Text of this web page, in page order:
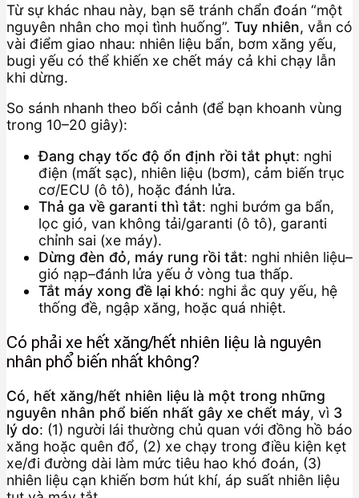
Từ sự khác nhau này, bạn sẽ tránh chẩn đoán “một
nguyên nhân cho mọi tình huống”. Tuy nhiên, vẫn có
vài điểm giao nhau: nhiên liệu bẩn, bơm xăng yếu,
bugi yếu có thể khiến xe chết máy cả khi chạy lẫn
khi dừng.
So sánh nhanh theo bối cảnh (để bạn khoanh vùng
trong 10–20 giây):
Đang chạy tốc độ ổn định rồi tắt phụt: nghi
điện (mất sạc), nhiên liệu (bơm), cảm biến trục
cơ/ECU (ô tô), hoặc đánh lửa.
Thả ga về garanti thì tắt: nghi bướm ga bẩn,
lọc gió, van không tải/garanti (ô tô), garanti
chỉnh sai (xe máy).
Dừng đèn đỏ, máy rung rồi tắt: nghi nhiên liệu–
gió nạp–đánh lửa yếu ở vòng tua thấp.
Tắt máy xong đề lại khó: nghi ắc quy yếu, hệ
thống đề, ngập xăng, hoặc quá nhiệt.
Có phải xe hết xăng/hết nhiên liệu là nguyên
nhân phổ biến nhất không?
Có, hết xăng/hết nhiên liệu là một trong những
nguyên nhân phổ biến nhất gây xe chết máy, vì 3
lý do: (1) người lái thường chủ quan với đồng hồ báo
xăng hoặc quên đổ, (2) xe chạy trong điều kiện kẹt
xe/đi đường dài làm mức tiêu hao khó đoán, (3)
nhiên liệu cạn khiến bơm hút khí, áp suất nhiên liệu